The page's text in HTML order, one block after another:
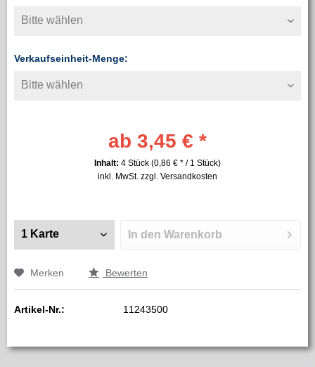
Verkaufseinheit-Menge:
ab 3,45 € *
Inhalt: 4 Stück (0,86 € * / 1 Stück)
inkl. MwSt. zzgl. Versandkosten
In den Warenkorb
Merken Bewerten
Artikel-Nr.: 11243500